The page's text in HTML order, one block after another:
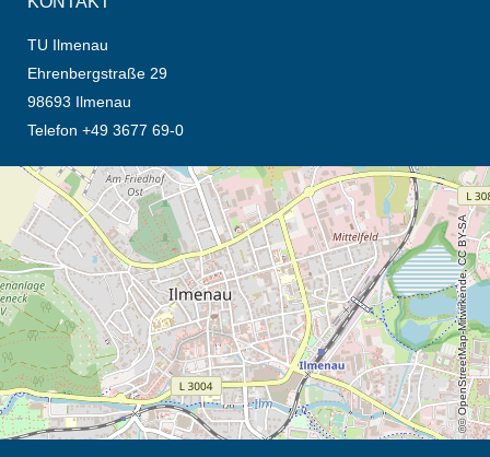
TU Ilmenau
Ehrenbergstraße 29
98693 Ilmenau
Telefon +49 3677 69-0
Öffnet die Anfahrtsbeschreibung in neuem Tab (Karte)
© OpenStreetMap-Mitwirkende, CC BY-SA